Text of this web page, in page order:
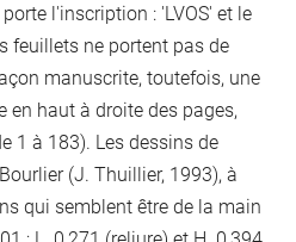
l'inscription : 'LVOS' et le
feuillets ne portent pas de
manuscrite, toutefois, une
en haut à droite des pages,
1 à 183). Les dessins de
(J. Thuillier, 1993), à
qui semblent être de la main